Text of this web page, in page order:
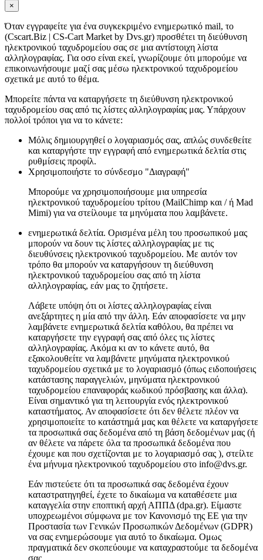
×
Όταν εγγραφείτε για ένα συγκεκριμένο ενημερωτικό mail, το
(Cscart.Biz | CS-Cart Market by Dvs.gr) προσθέτει τη διεύθυνση
ηλεκτρονικού ταχυδρομείου σας σε μια αντίστοιχη λίστα
αλληλογραφίας. Για οσο είναι εκεί, γνωρίζουμε ότι μπορούμε να
επικοινωνήσουμε μαζί σας μέσω ηλεκτρονικού ταχυδρομείου
σχετικά με αυτό το θέμα.
Μπορείτε πάντα να καταργήσετε τη διεύθυνση ηλεκτρονικού
ταχυδρομείου σας από τις λίστες αλληλογραφίας μας. Υπάρχουν
πολλοί τρόποι για να το κάνετε:
Μόλις δημιουργηθεί ο λογαριασμός σας, απλώς συνδεθείτε
και καταργήστε την εγγραφή από ενημερωτικά δελτία στις
ρυθμίσεις προφίλ.
Χρησιμοποιήστε το σύνδεσμο "Διαγραφή"
Μπορούμε να χρησιμοποιήσουμε μια υπηρεσία
ηλεκτρονικού ταχυδρομείου τρίτου (MailChimp και / ή Mad
Mimi) για να στείλουμε τα μηνύματα που λαμβάνετε.
ενημερωτικά δελτία. Ορισμένα μέλη του προσωπικού μας
μπορούν να δουν τις λίστες αλληλογραφίας με τις
διευθύνσεις ηλεκτρονικού ταχυδρομείου. Με αυτόν τον
τρόπο θα μπορούν να καταργήσουν τη διεύθυνση
ηλεκτρονικού ταχυδρομείου σας από τη λίστα
αλληλογραφίας, εάν μας το ζητήσετε.
Λάβετε υπόψη ότι οι λίστες αλληλογραφίας είναι
ανεξάρτητες η μία από την άλλη. Εάν αποφασίσετε να μην
λαμβάνετε ενημερωτικά δελτία καθόλου, θα πρέπει να
καταργήσετε την εγγραφή σας από όλες τις λίστες
αλληλογραφίας. Ακόμα κι αν το κάνετε αυτό, θα
εξακολουθείτε να λαμβάνετε μηνύματα ηλεκτρονικού
ταχυδρομείου σχετικά με το λογαριασμό (όπως ειδοποιήσεις
κατάστασης παραγγελιών, μηνύματα ηλεκτρονικού
ταχυδρομείου επαναφοράς κωδικού πρόσβασης και άλλα).
Είναι σημαντικό για τη λειτουργία ενός ηλεκτρονικού
καταστήματος. Αν αποφασίσετε ότι δεν θέλετε πλέον να
χρησιμοποιείτε το κατάστημά μας και θέλετε να καταργήσετε
τα προσωπικά σας δεδομένα από τη βάση δεδομένων μας (ή
αν θέλετε να πάρετε όλα τα προσωπικά δεδομένα που
έχουμε και που σχετίζονται με το λογαριασμό σας ), στείλτε
ένα μήνυμα ηλεκτρονικού ταχυδρομείου στο info@dvs.gr.
Εάν πιστεύετε ότι τα προσωπικά σας δεδομένα έχουν
καταστρατηγηθεί, έχετε το δικαίωμα να καταθέσετε μια
καταγγελία στην εποπτική αρχή ΑΠΠΔ (dpa.gr). Είμαστε
υποχρεωμένοι σύμφωνα με τον Κανονισμό της ΕΕ για την
Προστασία των Γενικών Προσωπικών Δεδομένων (GDPR)
να σας ενημερώσουμε για αυτό το δικαίωμα. Ομως
πραγματικά δεν σκοπεύουμε να καταχραστούμε τα δεδομένα
σας.